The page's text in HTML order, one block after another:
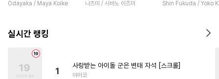
받고 있습니다 [단행본]
Odayaka / Maya Koike
총애를 받는다 [단행본]
나츠미 / 시바노 이즈미
이네요 (웃음) [단행
Shin Fukuda / Yoko
실시간 랭킹
1
사랑받는 아이돌 군은 변태 자석 [스크롤]
야이코